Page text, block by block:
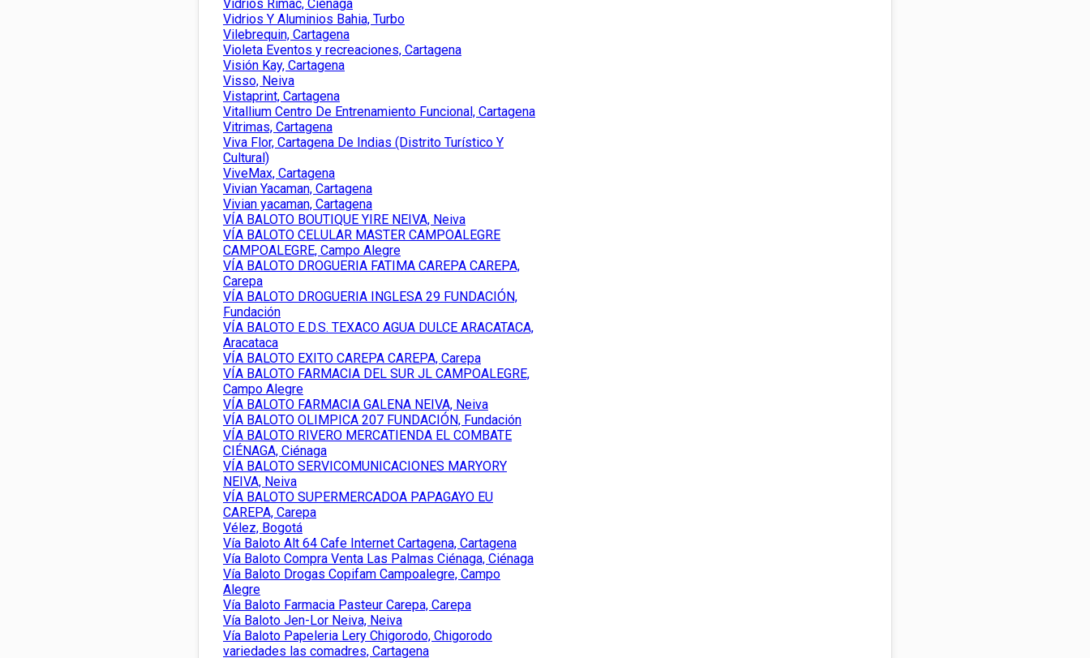
Vidrios Rimac, Ciénaga
Vidrios Y Aluminios Bahia, Turbo
Vilebrequin, Cartagena
Violeta Eventos y recreaciones, Cartagena
Visión Kay, Cartagena
Visso, Neiva
Vistaprint, Cartagena
Vitallium Centro De Entrenamiento Funcional, Cartagena
Vitrimas, Cartagena
Viva Flor, Cartagena De Indias (Distrito Turístico Y
Cultural)
ViveMax, Cartagena
Vivian Yacaman, Cartagena
Vivian yacaman, Cartagena
VÍA BALOTO BOUTIQUE YIRE NEIVA, Neiva
VÍA BALOTO CELULAR MASTER CAMPOALEGRE
CAMPOALEGRE, Campo Alegre
VÍA BALOTO DROGUERIA FATIMA CAREPA CAREPA,
Carepa
VÍA BALOTO DROGUERIA INGLESA 29 FUNDACIÓN,
Fundación
VÍA BALOTO E.D.S. TEXACO AGUA DULCE ARACATACA,
Aracataca
VÍA BALOTO EXITO CAREPA CAREPA, Carepa
VÍA BALOTO FARMACIA DEL SUR JL CAMPOALEGRE,
Campo Alegre
VÍA BALOTO FARMACIA GALENA NEIVA, Neiva
VÍA BALOTO OLIMPICA 207 FUNDACIÓN, Fundación
VÍA BALOTO RIVERO MERCATIENDA EL COMBATE
CIÉNAGA, Ciénaga
VÍA BALOTO SERVICOMUNICACIONES MARYORY
NEIVA, Neiva
VÍA BALOTO SUPERMERCADOA PAPAGAYO EU
CAREPA, Carepa
Vélez, Bogotá
Vía Baloto Alt 64 Cafe Internet Cartagena, Cartagena
Vía Baloto Compra Venta Las Palmas Ciénaga, Ciénaga
Vía Baloto Drogas Copifam Campoalegre, Campo
Alegre
Vía Baloto Farmacia Pasteur Carepa, Carepa
Vía Baloto Jen-Lor Neiva, Neiva
Vía Baloto Papeleria Lery Chigorodo, Chigorodo
variedades las comadres, Cartagena